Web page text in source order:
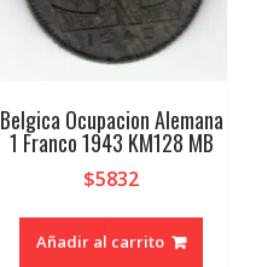
Belgica Ocupacion Alemana
1 Franco 1943 KM128 MB
$5832
Añadir al carrito